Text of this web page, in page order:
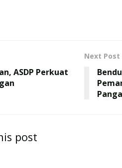
ASDP Perkuat
Next Post
post